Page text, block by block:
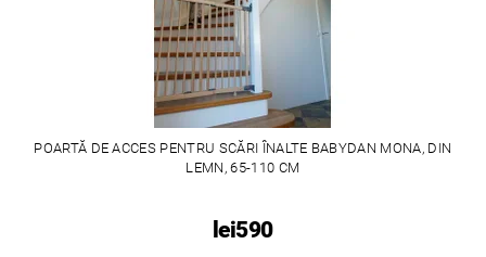
POARTĂ DE ACCES PENTRU SCĂRI ÎNALTE BABYDAN MONA, DIN
LEMN, 65-110 CM
lei590